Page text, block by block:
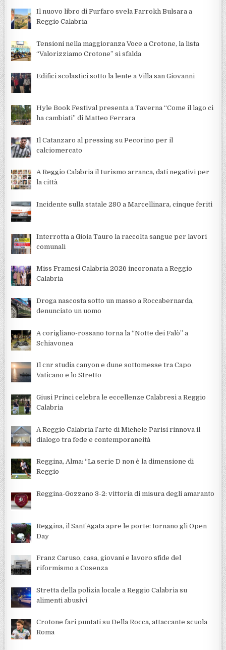
Il nuovo libro di Furfaro svela Farrokh Bulsara a
Reggio Calabria
Tensioni nella maggioranza Voce a Crotone, la lista
“Valorizziamo Crotone” si sfalda
Edifici scolastici sotto la lente a Villa san Giovanni
Hyle Book Festival presenta a Taverna “Come il lago ci
ha cambiati” di Matteo Ferrara
Il Catanzaro al pressing su Pecorino per il
calciomercato
A Reggio Calabria il turismo arranca, dati negativi per
la città
Incidente sulla statale 280 a Marcellinara, cinque feriti
Interrotta a Gioia Tauro la raccolta sangue per lavori
comunali
Miss Framesi Calabria 2026 incoronata a Reggio
Calabria
Droga nascosta sotto un masso a Roccabernarda,
denunciato un uomo
A corigliano-rossano torna la “Notte dei Falò” a
Schiavonea
Il cnr studia canyon e dune sottomesse tra Capo
Vaticano e lo Stretto
Giusi Princi celebra le eccellenze Calabresi a Reggio
Calabria
A Reggio Calabria l’arte di Michele Parisi rinnova il
dialogo tra fede e contemporaneità
Reggina, Alma: “La serie D non è la dimensione di
Reggio
Reggina-Gozzano 3-2: vittoria di misura degli amaranto
Reggina, il Sant’Agata apre le porte: tornano gli Open
Day
Franz Caruso, casa, giovani e lavoro sfide del
riformismo a Cosenza
Stretta della polizia locale a Reggio Calabria su
alimenti abusivi
Crotone fari puntati su Della Rocca, attaccante scuola
Roma